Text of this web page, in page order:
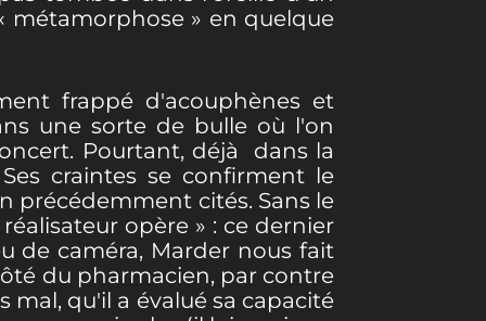
métamorphose » en quelque
frappé d'acouphènes et
une sorte de bulle où l'on
Pourtant, déjà dans la
craintes se confirment le
précédemment cités. Sans le
opère » : ce dernier
de caméra, Marder nous fait
du pharmacien, par contre
qu'il a évalué sa capacité